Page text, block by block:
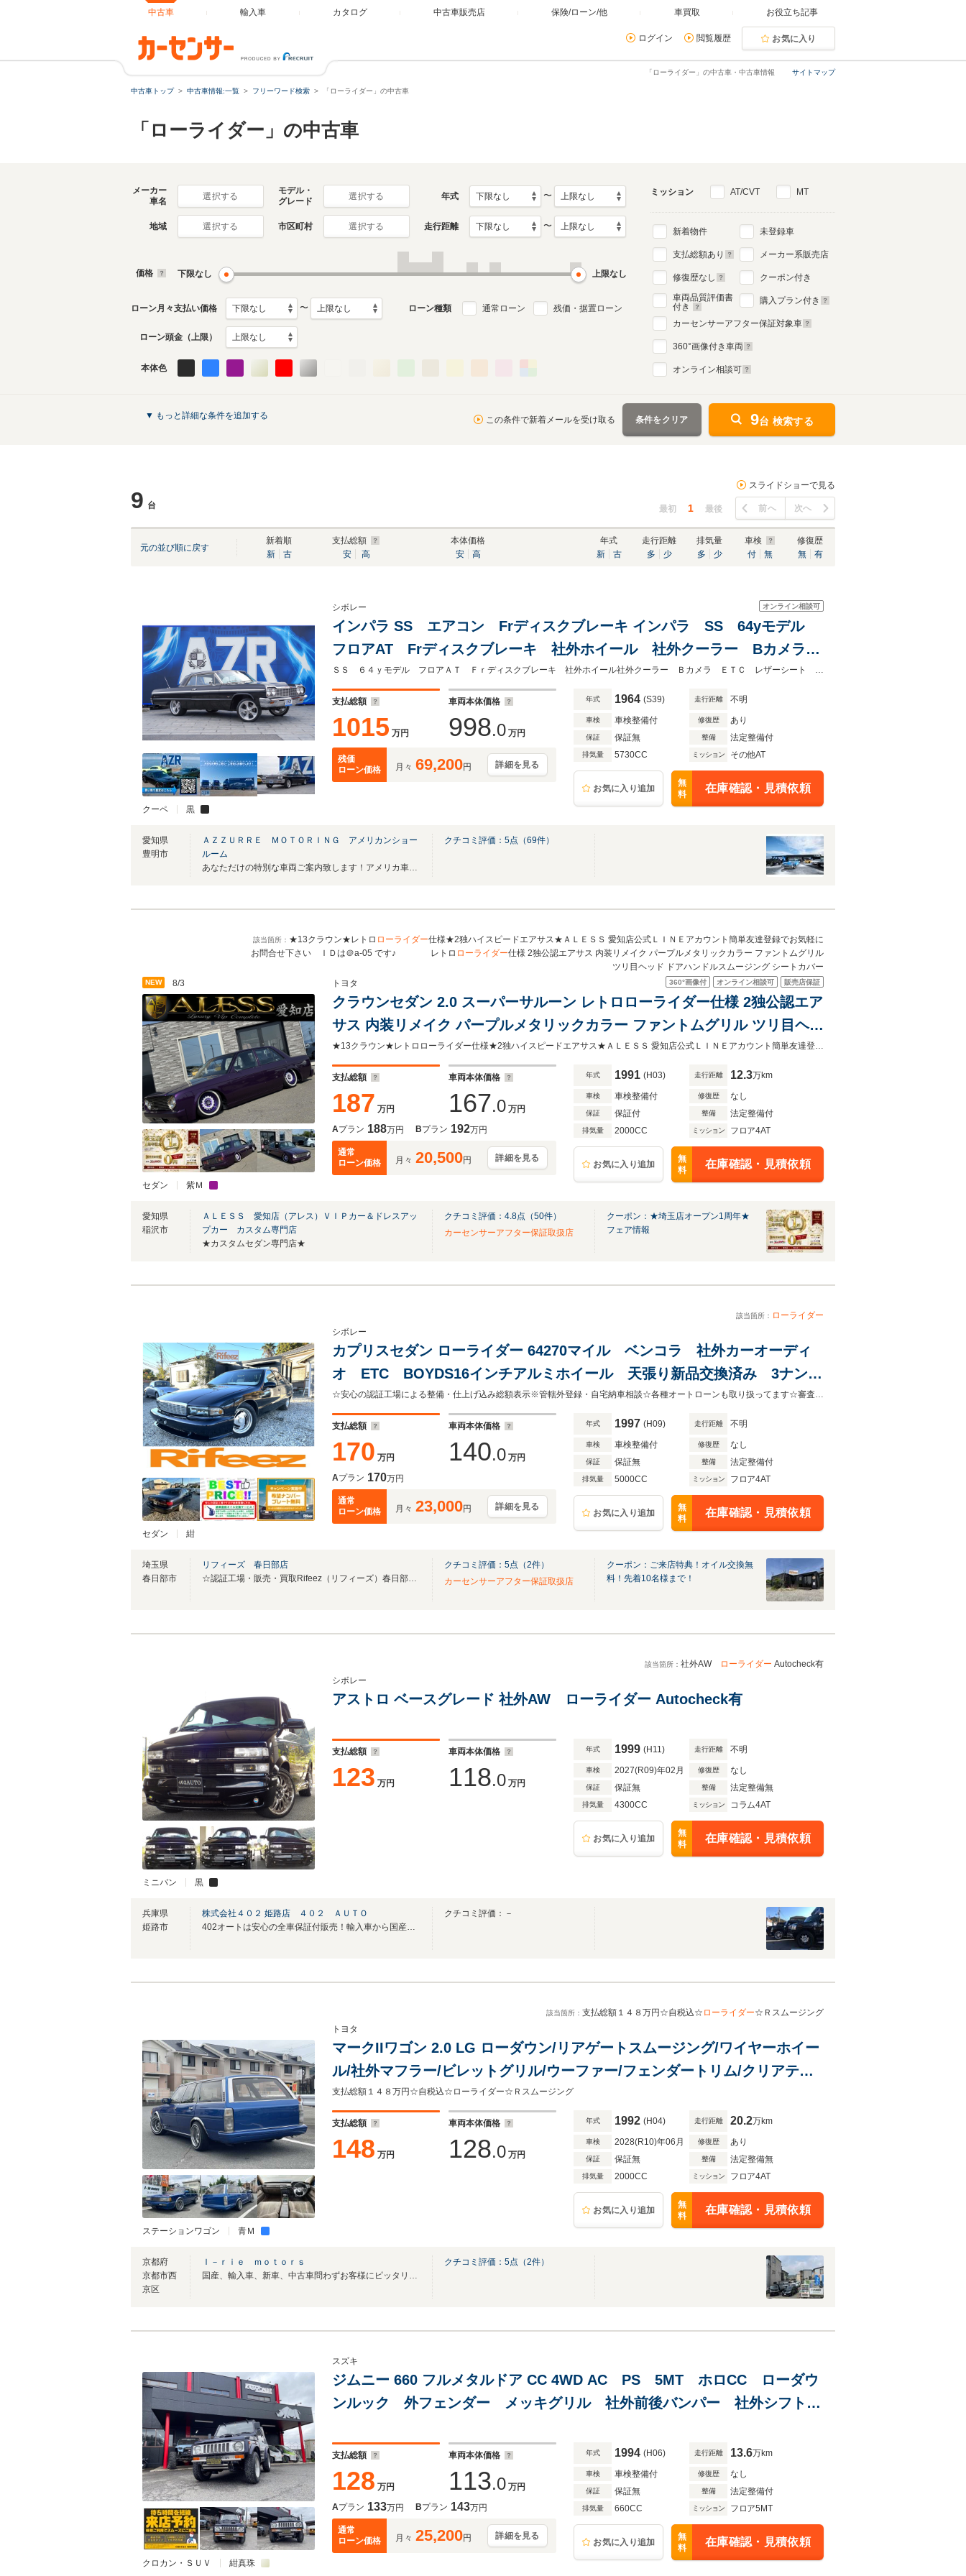
中古車 輸入車 カタログ 中古車販売店 保険/ローン/他 車買取 お役立ち記事
ログイン 閲覧履歴 お気に入り
サイトマップ
「ローライダー」の中古車・中古車情報
中古車トップ 中古車情報:一覧 フリーワード検索 「ローライダー」の中古車
「ローライダー」の中古車
メーカー
車名
選択する
モデル・
グレード
選択する 年式 〜
地域 選択する 市区町村 選択する 走行距離 〜
価格 下限なし 上限なし
ローン月々支払い価格 〜 ローン種類 通常ローン 残価・据置ローン
ローン頭金（上限）
本体色
ミッション AT/CVT MT
新着物件
支払総額あり
修復歴なし
車両品質評価書
付き
未登録車
メーカー系販売店
クーポン付き
購入プラン付き
カーセンサーアフター保証対象車
360°画像付き車両
オンライン相談可
▼ もっと詳細な条件を追加する この条件で新着メールを受け取る 条件をクリア 9台 検索する
9 台
スライドショーで見る
最初 1 最後 前へ 次へ
元の並び順に戻す
新着順
新
古
支払総額
安
高
本体価格
安
高
年式
新
古
走行距離
多
少
排気量
多
少
車検
付
無
修復歴
無
有
クーペ 黒
オンライン相談可
シボレー
インパラ SS エアコン Frディスクブレーキ インパラ SS 64yモデル
フロアAT Frディスクブレーキ 社外ホイール 社外クーラー Bカメラ
ETC ナビ レザーシート エーデルブロックキャブ アルミラジエータ
ー 電動ファン
ＳＳ ６４ｙモデル フロアＡＴ Ｆｒディスクブレーキ 社外ホイール社外クーラー Ｂカメラ ＥＴＣ レザーシート エーデルブロックキャブ アルミラジエーター 電動ファン
支払総額
1015 万円
車両本体価格
998.0 万円
残価
ローン価格
月々 69,200円 詳細を見る
年式 1964 (S39) 走行距離 不明
車検 車検整備付 修復歴 あり
保証 保証無 整備 法定整備付
排気量 5730CC ミッション その他AT
お気に入り追加
無
料
在庫確認・見積依頼
愛知県
豊明市
ＡＺＺＵＲＲＥ ＭＯＴＯＲＩＮＧ アメリカンショー
ルーム
あなただけの特別な車両ご案内致します！アメリカ車のことなら是非弊社にお問合せを！
クチコミ評価： 5点（69件）
該当箇所： ★13クラウン★レトロ ローライダー仕様★2独ハイスピードエアサス★ＡＬＥＳＳ 愛知店公式ＬＩＮＥアカウント簡単友達登録でお気軽に
お問合せ下さい ＩＤは＠a-05 です♪ レトロ ローライダー仕様 2独公認エアサス 内装リメイク パープルメタリックカラー ファントムグリル
ツリ目ヘッド ドアハンドルスムージング シートカバー
NEW 8/3
セダン 紫Ｍ
360°画像付 オンライン相談可 販売店保証
トヨタ
クラウンセダン 2.0 スーパーサルーン レトロローライダー仕様 2独公認エア
サス 内装リメイク パープルメタリックカラー ファントムグリル ツリ目ヘッ
ド ドアハンドルスムージング シートカバー
★13クラウン★レトロローライダー仕様★2独ハイスピードエアサス★ＡＬＥＳＳ 愛知店公式ＬＩＮＥアカウント簡単友達登録でお気軽にお問合せ下さい ＩＤは＠a-05 です♪
支払総額
187 万円
車両本体価格
167.0 万円
Aプラン 188万円 Bプラン 192万円
通常
ローン価格
月々 20,500円 詳細を見る
年式 1991 (H03) 走行距離 12.3万km
車検 車検整備付 修復歴 なし
保証 保証付 整備 法定整備付
排気量 2000CC ミッション フロア4AT
お気に入り追加
無
料
在庫確認・見積依頼
愛知県
稲沢市
ＡＬＥＳＳ 愛知店（アレス）ＶＩＰカー＆ドレスアッ
プカー カスタム専門店
★カスタムセダン専門店★
クチコミ評価： 4.8点（50件）
カーセンサーアフター保証取扱店
クーポン：★埼玉店オープン1周年★
フェア情報
該当箇所： ローライダー
セダン 紺
シボレー
カプリスセダン ローライダー 64270マイル ベンコラ 社外カーオーディ
オ ETC BOYDS16インチアルミホイール 天張り新品交換済み 3ナンバ
ー登録
☆安心の認証工場による整備・仕上げ込み総額表示※管轄外登録・自宅納車相談☆各種オートローンも取り扱ってます☆審査は簡単にすぐできますので、お気軽にご相談ください☆
支払総額
170 万円
車両本体価格
140.0 万円
Aプラン 170万円
通常
ローン価格
月々 23,000円 詳細を見る
年式 1997 (H09) 走行距離 不明
車検 車検整備付 修復歴 なし
保証 保証無 整備 法定整備付
排気量 5000CC ミッション フロア4AT
お気に入り追加
無
料
在庫確認・見積依頼
埼玉県
春日部市
リフィーズ 春日部店
☆認証工場・販売・買取Rifeez（リフィーズ）春日部店☆https://rifeez.com☆
クチコミ評価： 5点（2件）
カーセンサーアフター保証取扱店
クーポン：ご来店特典！オイル交換無
料！先着10名様まで！
該当箇所： 社外AW ローライダー Autocheck有
ミニバン 黒
シボレー
アストロ ベースグレード 社外AW ローライダー Autocheck有
支払総額
123 万円
車両本体価格
118.0 万円
年式 1999 (H11) 走行距離 不明
車検 2027(R09)年02月 修復歴 なし
保証 保証無 整備 法定整備無
排気量 4300CC ミッション コラム4AT
お気に入り追加
無
料
在庫確認・見積依頼
兵庫県
姫路市
株式会社４０２ 姫路店 ４０２ ＡＵＴＯ
402オートは安心の全車保証付販売！輸入車から国産車まで幅広く取り扱っております。
クチコミ評価：－
該当箇所： 支払総額１４８万円☆自税込☆ ローライダー☆Ｒスムージング
ステーションワゴン 青Ｍ
トヨタ
マークIIワゴン 2.0 LG ローダウン/リアゲートスムージング/ワイヤーホイー
ル/社外マフラー/ビレットグリル/ウーファー/フェンダートリム/クリアテー
ル
支払総額１４８万円☆自税込☆ローライダー☆Ｒスムージング
支払総額
148 万円
車両本体価格
128.0 万円
年式 1992 (H04) 走行距離 20.2万km
車検 2028(R10)年06月 修復歴 あり
保証 保証無 整備 法定整備無
排気量 2000CC ミッション フロア4AT
お気に入り追加
無
料
在庫確認・見積依頼
京都府
京都市西
京区
Ｉ－ｒｉｅ ｍｏｔｏｒｓ
国産、輸入車、新車、中古車問わずお客様にピッタリの１台をご用意いたします！！
クチコミ評価： 5点（2件）
クロカン・ＳＵＶ 紺真珠
スズキ
ジムニー 660 フルメタルドア CC 4WD AC PS 5MT ホロCC ローダウ
ンルック 外フェンダー メッキグリル 社外前後バンパー 社外シフトノ
ド ETC CDオーディオ
支払総額
128 万円
車両本体価格
113.0 万円
Aプラン 133万円 Bプラン 143万円
通常
ローン価格
月々 25,200円 詳細を見る
年式 1994 (H06) 走行距離 13.6万km
車検 車検整備付 修復歴 なし
保証 保証無 整備 法定整備付
排気量 660CC ミッション フロア5MT
お気に入り追加
無
料
在庫確認・見積依頼